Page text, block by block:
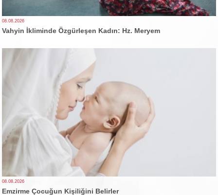
08.08.2026
Vahyin İkliminde Özgürleşen Kadın: Hz. Meryem
08.08.2026
Emzirme Çocuğun Kişiliğini Belirler